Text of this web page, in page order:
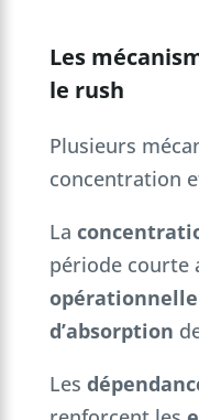
Les
le rush
Plusieurs
concentration
La
période courte
opérationnelle
d’absorption
Les